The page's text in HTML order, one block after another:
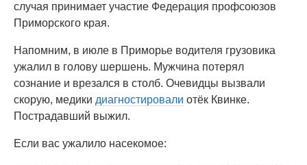
случая принимает участие Федерация профсоюзов
Приморского края.
Напомним, в июле в Приморье водителя грузовика
ужалил в голову шершень. Мужчина потерял
сознание и врезался в столб. Очевидцы вызвали
скорую, медики диагностировали отёк Квинке.
Пострадавший выжил.
Если вас ужалило насекомое: